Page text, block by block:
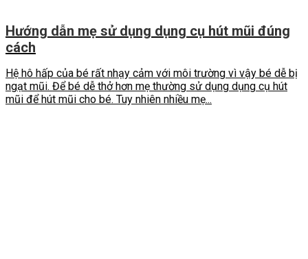
Hướng dẫn mẹ sử dụng dụng cụ hút mũi đúng
cách
Hệ hô hấp của bé rất nhạy cảm với môi trường vì vậy bé dễ bị
ngạt mũi. Để bé dễ thở hơn mẹ thường sử dụng dụng cụ hút
mũi để hút mũi cho bé. Tuy nhiên nhiều mẹ...